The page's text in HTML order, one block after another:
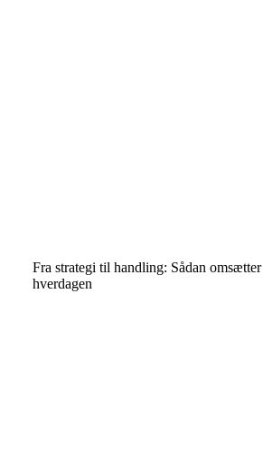
Fra strategi til handling: Sådan
hverdagen